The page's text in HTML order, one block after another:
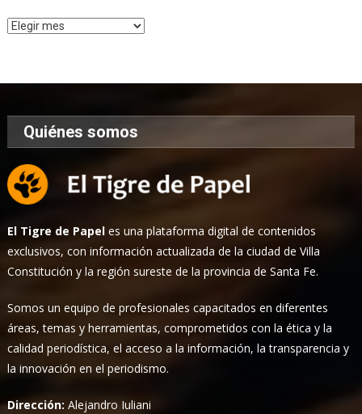
Archivo
Quiénes somos
El Tigre de Papel es una plataforma digital de contenidos
exclusivos, con información actualizada de la ciudad de Villa
Constitución y la región sureste de la provincia de Santa Fe.
Somos un equipo de profesionales capacitados en diferentes
áreas, temas y herramientas, comprometidos con la ética y la
calidad periodística, el acceso a la información, la transparencia y
la innovación en el periodismo.
Dirección:Alejandro Iuliani